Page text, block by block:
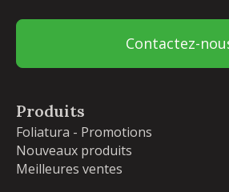
Contactez-
Produits
Foliatura - Promotions
Nouveaux produits
Meilleures ventes